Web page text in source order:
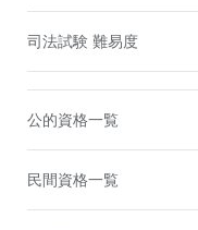
司法試験 難易度
公的資格一覧
民間資格一覧